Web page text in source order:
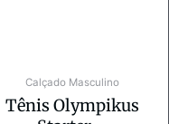
Calçado Masculino
Tênis Olympikus